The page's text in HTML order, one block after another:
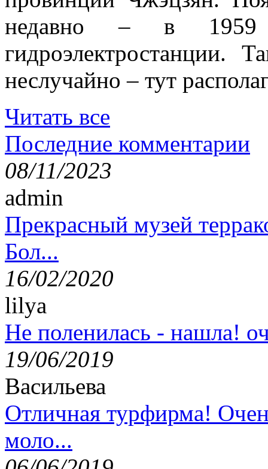
недавно – в 1959
гидроэлектростанции.
неслучайно – тут
Читать все
Последние комментарии
08/11/2023
admin
Прекрасный музей
Бол...
16/02/2020
lilya
Не поленилась - нашла!
19/06/2019
Васильева
Отличная турфирма!
моло...